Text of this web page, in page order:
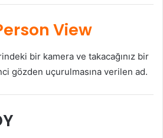
View
bir kamera ve takacağınız bir
gözden uçurulmasına verilen ad.